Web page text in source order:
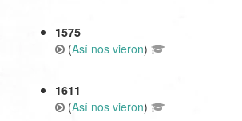
1575
(Así nos vieron)
1611
(Así nos vieron)